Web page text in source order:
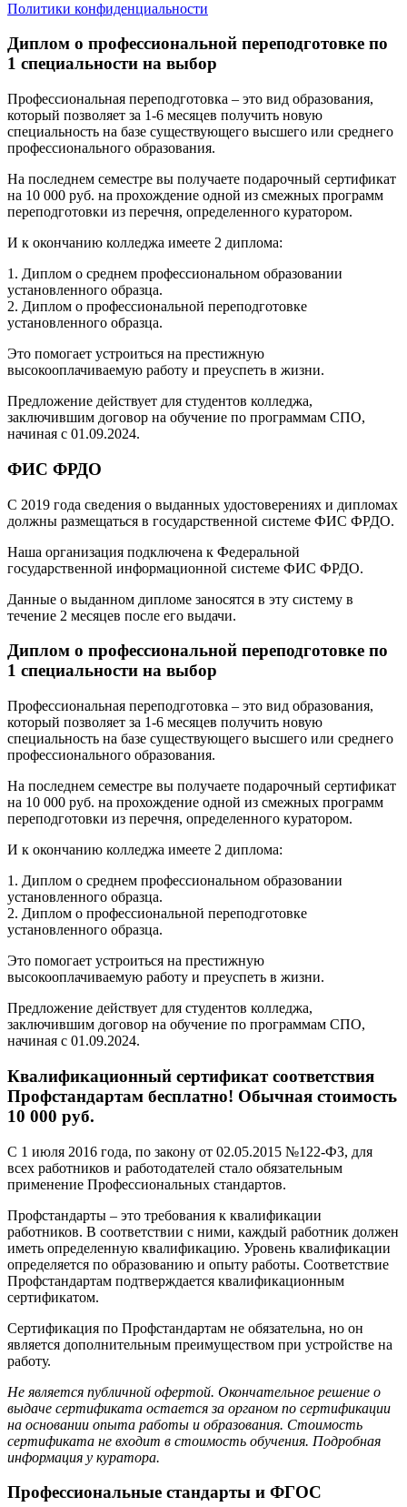
Политики конфиденциальности
Диплом о профессиональной переподготовке по
1 специальности на выбор
Профессиональная переподготовка – это вид образования,
который позволяет за 1-6 месяцев получить новую
специальность на базе существующего высшего или среднего
профессионального образования.
На последнем семестре вы получаете подарочный сертификат
на 10 000 руб. на прохождение одной из смежных программ
переподготовки из перечня, определенного куратором.
И к окончанию колледжа имеете 2 диплома:
1. Диплом о среднем профессиональном образовании
установленного образца.
2. Диплом о профессиональной переподготовке
установленного образца.
Это помогает устроиться на престижную
высокооплачиваемую работу и преуспеть в жизни.
Предложение действует для студентов колледжа,
заключившим договор на обучение по программам СПО,
начиная с 01.09.2024.
ФИС ФРДО
С 2019 года сведения о выданных удостоверениях и дипломах
должны размещаться в государственной системе ФИС ФРДО.
Наша организация подключена к Федеральной
государственной информационной системе ФИС ФРДО.
Данные о выданном дипломе заносятся в эту систему в
течение 2 месяцев после его выдачи.
Диплом о профессиональной переподготовке по
1 специальности на выбор
Профессиональная переподготовка – это вид образования,
который позволяет за 1-6 месяцев получить новую
специальность на базе существующего высшего или среднего
профессионального образования.
На последнем семестре вы получаете подарочный сертификат
на 10 000 руб. на прохождение одной из смежных программ
переподготовки из перечня, определенного куратором.
И к окончанию колледжа имеете 2 диплома:
1. Диплом о среднем профессиональном образовании
установленного образца.
2. Диплом о профессиональной переподготовке
установленного образца.
Это помогает устроиться на престижную
высокооплачиваемую работу и преуспеть в жизни.
Предложение действует для студентов колледжа,
заключившим договор на обучение по программам СПО,
начиная с 01.09.2024.
Квалификационный сертификат соответствия
Профстандартам бесплатно! Обычная стоимость
10 000 руб.
С 1 июля 2016 года, по закону от 02.05.2015 №122-ФЗ, для
всех работников и работодателей стало обязательным
применение Профессиональных стандартов.
Профстандарты – это требования к квалификации
работников. В соответствии с ними, каждый работник должен
иметь определенную квалификацию. Уровень квалификации
определяется по образованию и опыту работы. Соответствие
Профстандартам подтверждается квалификационным
сертификатом.
Сертификация по Профстандартам не обязательна, но он
является дополнительным преимуществом при устройстве на
работу.
Не является публичной офертой. Окончательное решение о
выдаче сертификата остается за органом по сертификации
на основании опыта работы и образования. Стоимость
сертификата не входит в стоимость обучения. Подробная
информация у куратора.
Профессиональные стандарты и ФГОС